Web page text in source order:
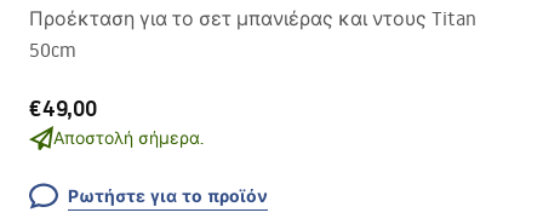
Προέκταση για το σετ μπανιέρας και ντους Titan
50cm
€49,00
Αποστολή σήμερα.
Ρωτήστε για το προϊόν